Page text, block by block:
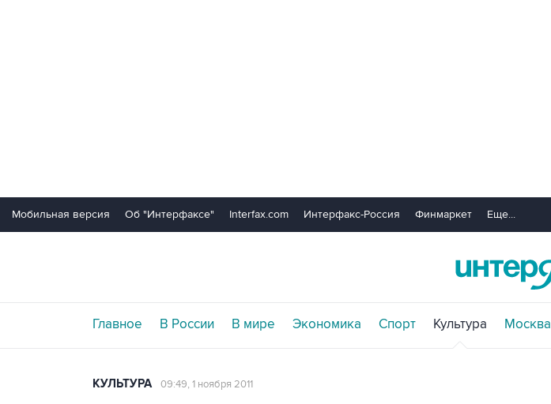
Мобильная версия Об "Интерфаксе" Interfax.com Интерфакс-Россия Финмаркет Еще...
Главное В России В мире Экономика Спорт Культура Москва
КУЛЬТУРА 09:49, 1 ноября 2011